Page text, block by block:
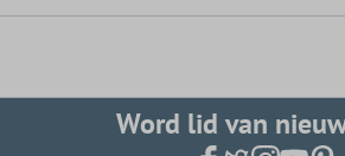
Word lid van